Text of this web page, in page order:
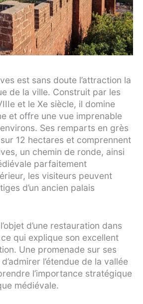
est sans doute l’attraction la
de la ville. Construit par les
et le Xe siècle, il domine
et offre une vue imprenable
Ses remparts en grès
12 hectares et comprennent
un chemin de ronde, ainsi
parfaitement
les visiteurs peuvent
d’un ancien palais
d’une restauration dans
qui explique son excellent
Une promenade sur ses
l’étendue de la vallée
l’importance stratégique
médiévale.